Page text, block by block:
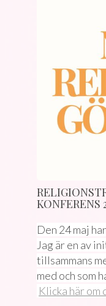
KONFERENS
Den 24 maj
Jag är en av
tillsammans
med och som
Klicka här om